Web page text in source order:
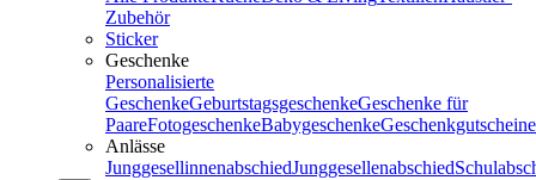
Zubehör
Sticker
Geschenke
Personalisierte
GeschenkeGeburtstagsgeschenkeGeschenke für
PaareFotogeschenkeBabygeschenkeGeschenkgutscheine
Anlässe
JunggesellinnenabschiedJunggesellenabschied